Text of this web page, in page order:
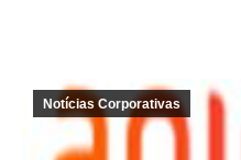
Notícias Corporativas